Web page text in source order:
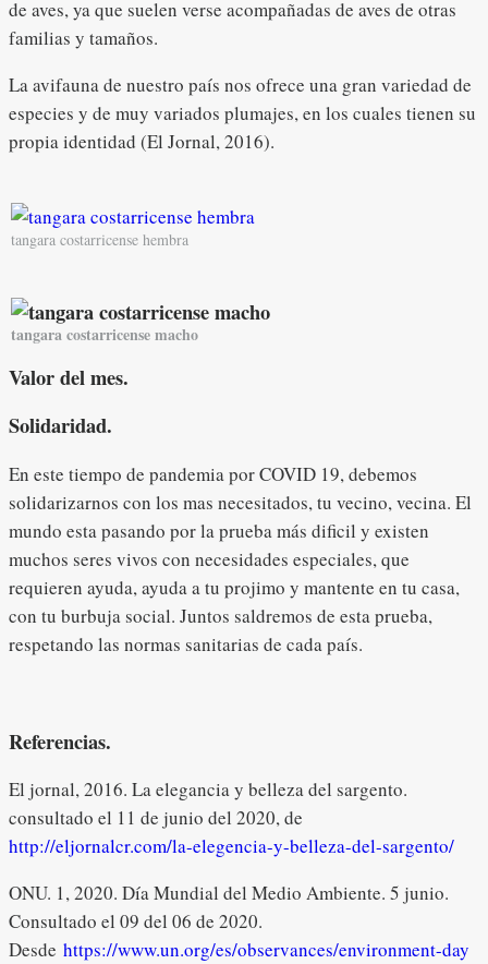
de aves, ya que suelen verse acompañadas de aves de otras
familias y tamaños.
La avifauna de nuestro país nos ofrece una gran variedad de
especies y de muy variados plumajes, en los cuales tienen su
propia identidad (El Jornal, 2016).
tangara costarricense hembra
tangara costarricense macho
Valor del mes.
Solidaridad.
En este tiempo de pandemia por COVID 19, debemos
solidarizarnos con los mas necesitados, tu vecino, vecina. El
mundo esta pasando por la prueba más dificil y existen
muchos seres vivos con necesidades especiales, que
requieren ayuda, ayuda a tu projimo y mantente en tu casa,
con tu burbuja social. Juntos saldremos de esta prueba,
respetando las normas sanitarias de cada país.
Referencias.
El jornal, 2016. La elegancia y belleza del sargento.
consultado el 11 de junio del 2020, de
http://eljornalcr.com/la-elegencia-y-belleza-del-sargento/
ONU. 1, 2020. Día Mundial del Medio Ambiente. 5 junio.
Consultado el 09 del 06 de 2020.
Desde https://www.un.org/es/observances/environment-day